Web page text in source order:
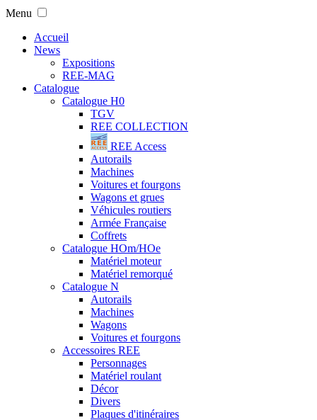
Menu
Accueil
News
Expositions
REE-MAG
Catalogue
Catalogue H0
TGV
REE COLLECTION
REE Access
Autorails
Machines
Voitures et fourgons
Wagons et grues
Véhicules routiers
Armée Française
Coffrets
Catalogue HOm/HOe
Matériel moteur
Matériel remorqué
Catalogue N
Autorails
Machines
Wagons
Voitures et fourgons
Accessoires REE
Personnages
Matériel roulant
Décor
Divers
Plaques d'itinéraires